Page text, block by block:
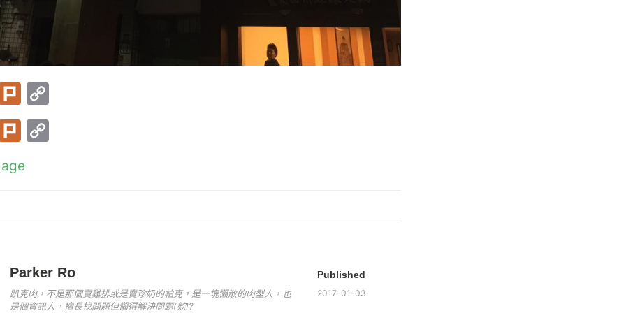
Pl
ur
k
k
Pl
k
Li
k
Parker Ro
趴克肉，不是那個賣雞排或是賣珍奶的帕克，是一塊懶散的肉型人，也
是個資訊人，擅長找問題但懶得解決問題(欸!?
Published
2017-01-03